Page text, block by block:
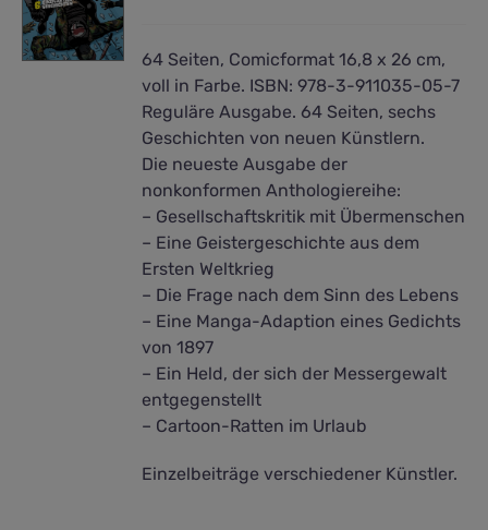
64 Seiten, Comicformat 16,8 x 26 cm,
voll in Farbe. ISBN: 978-3-911035-05-7
Reguläre Ausgabe. 64 Seiten, sechs
Geschichten von neuen Künstlern.
Die neueste Ausgabe der
nonkonformen Anthologiereihe:
– Gesellschaftskritik mit Übermenschen
– Eine Geistergeschichte aus dem
Ersten Weltkrieg
– Die Frage nach dem Sinn des Lebens
– Eine Manga-Adaption eines Gedichts
von 1897
– Ein Held, der sich der Messergewalt
entgegenstellt
– Cartoon-Ratten im Urlaub
Einzelbeiträge verschiedener Künstler.